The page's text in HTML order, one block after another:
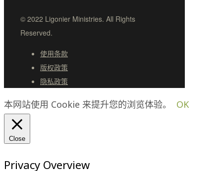
© 2022 Ligonier Ministries. All Rights
Reserved.
使用条款
版权政策
隐私政策
本网站使用 Cookie 来提升您的浏览体验。 OK
Close
Privacy Overview